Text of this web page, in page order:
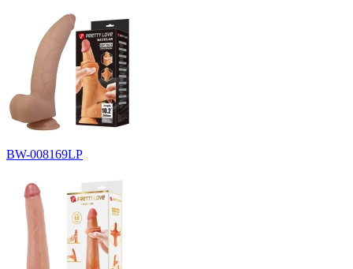
BW-008169LP